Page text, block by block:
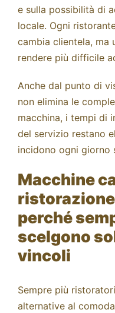
e sulla possibilità di
locale. Ogni
cambia clientela, ma
rendere più difficile
Anche dal punto di
non elimina le
macchina, i tempi di
del servizio restano
incidono ogni giorno
Macchine
ristorazione
perché
scelgono
vincoli
Sempre più
alternative al